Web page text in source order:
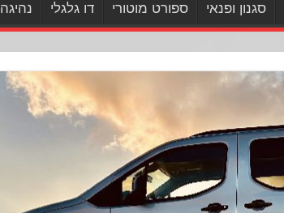
סגנון ופנאי ספורט מוטורי דו גלגלי נהיגה